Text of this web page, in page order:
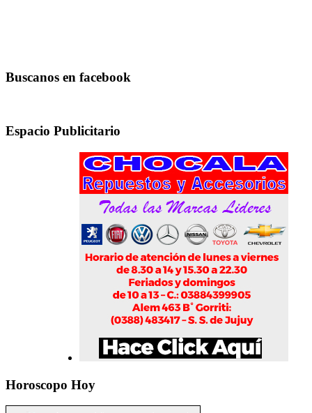
Buscanos en facebook
Espacio Publicitario
Horoscopo Hoy